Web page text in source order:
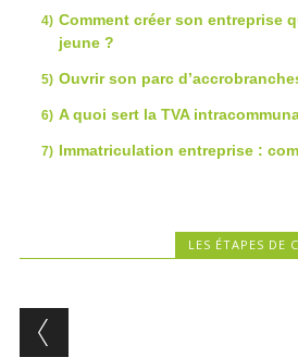
Comment créer son entreprise
jeune ?
Ouvrir son parc
A quoi sert la TVA
Immatriculation entreprise :
LES ÉTAPES DE
Post navigation